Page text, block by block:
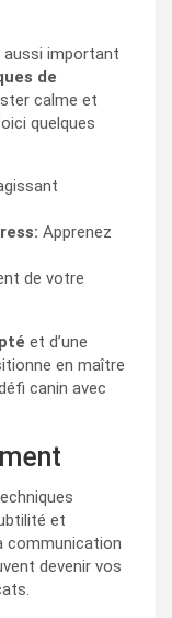
important
de
calme et
quelques
Apprenez
de votre
et d’une
en maître
canin avec
et
communication
devenir vos